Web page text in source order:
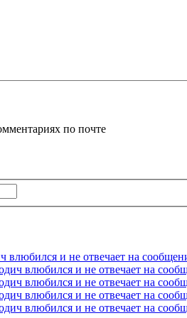
по почте
влюбился и не отвечает на
влюбился и не отвечает на
влюбился и не отвечает на
влюбился и не отвечает на
влюбился и не отвечает на